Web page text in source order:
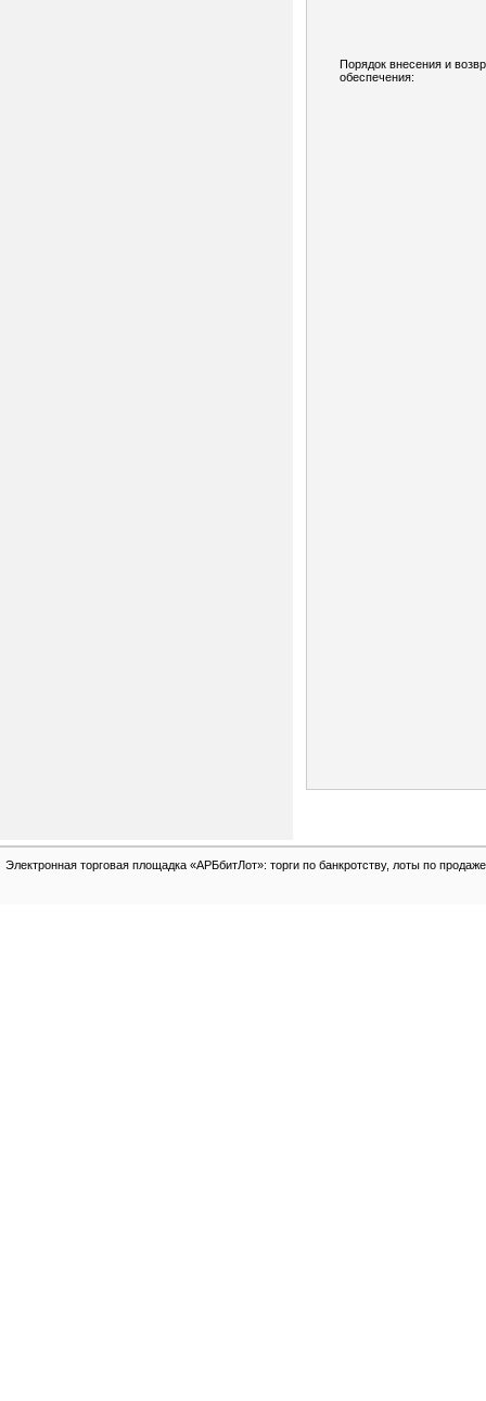
Порядок внесения и
обеспечения:
Электронная торговая площадка «АРБбитЛот»: торги по банкротству, лоты по